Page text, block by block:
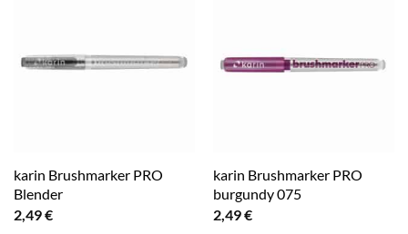
karin Brushmarker PRO
Blender
2,49€
karin Brushmarker PRO
burgundy 075
2,49€